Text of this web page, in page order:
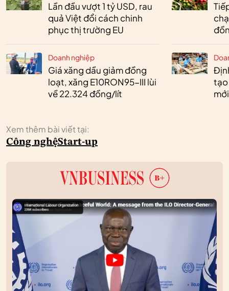
Lần đầu vượt 1 tỷ USD, rau
quả Việt đổi cách chinh
phục thị trường EU
Doanh nghiệp
Giá xăng dầu giảm đồng
loạt, xăng E10RON95-III lùi
về 22.324 đồng/lít
tạo
Xem thêm bài viết tại:
Công nghệStart-up